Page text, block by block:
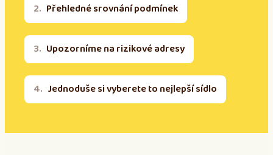
Přehledné srovnání podmínek
Upozorníme na rizikové adresy
Jednoduše si vyberete to nejlepší sídlo